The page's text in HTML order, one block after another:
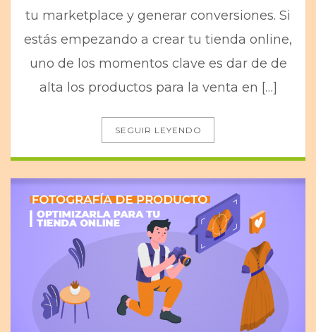
tu marketplace y generar conversiones. Si
estás empezando a crear tu tienda online,
uno de los momentos clave es dar de de
alta los productos para la venta en […]
SEGUIR LEYENDO